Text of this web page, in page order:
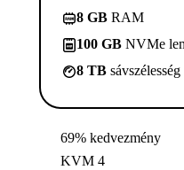
8 GB RAM
100 GB NVMe
8 TB sávszélesség
69% kedvezmény
KVM 4